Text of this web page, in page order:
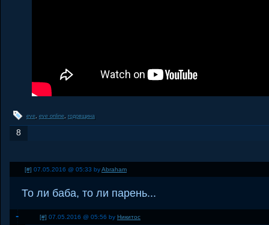
eve, eve online, годовщина
8
[#] 07.05.2016 @ 05:33 byAbraham
То ли баба, то ли парень...
[#] 07.05.2016 @ 05:56 by Никитос